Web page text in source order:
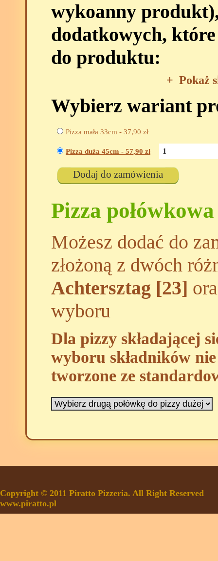
wykoanny
dodatkowych,
do produktu:
+ Pokaż
Wybierz wariant
Pizza mała 33cm - 37,90 zł
Pizza duża 45cm - 57,90 zł
Dodaj do zamówienia
Pizza połówkowa
Możesz dodać do
złożoną z dwóch
Achtersztag [23]
wyboru
Dla pizzy składającej
wyboru składników
tworzone ze
Copyright © 2011 Piratto Pizzeria. All Right Reserved
www.piratto.pl